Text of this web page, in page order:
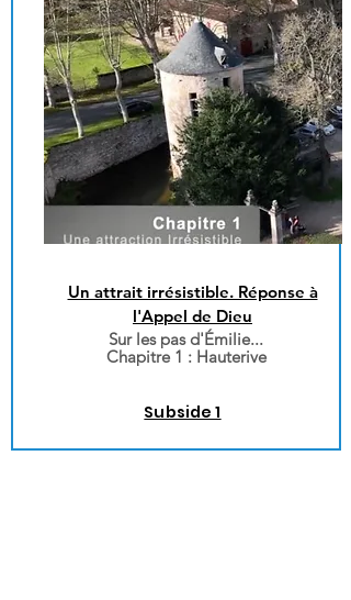
Un attrait irrésistible. Réponse à
l'Appel de Dieu​
Sur les pas d'Émilie...
Chapitre 1 : Hauterive
Subside 1